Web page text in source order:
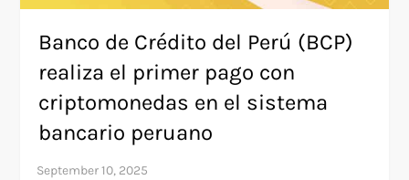
Banco de Crédito del Perú (BCP)
realiza el primer pago con
criptomonedas en el sistema
bancario peruano